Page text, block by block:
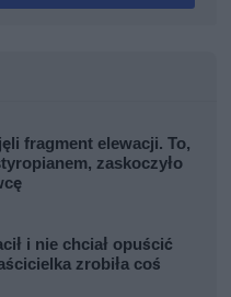
fragment elewacji. To,
zaskoczyło
i nie chciał opuścić
zrobiła coś